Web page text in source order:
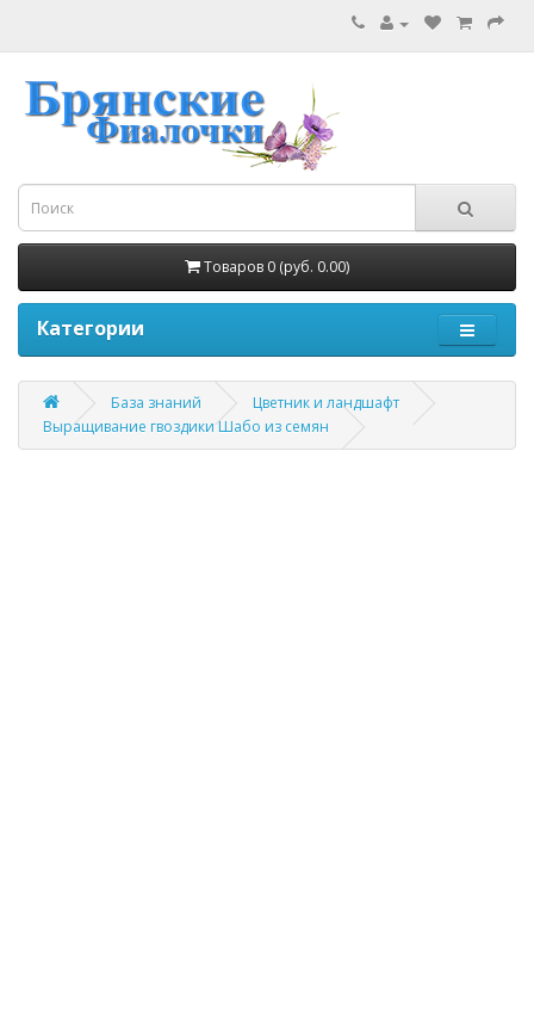
Товаров 0 (руб. 0.00)
Категории
База знаний
Цветник и ландшафт
Выращивание гвоздики Шабо из семян